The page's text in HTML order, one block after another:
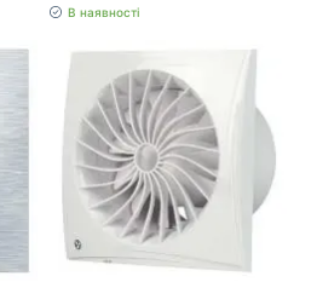
В наявності